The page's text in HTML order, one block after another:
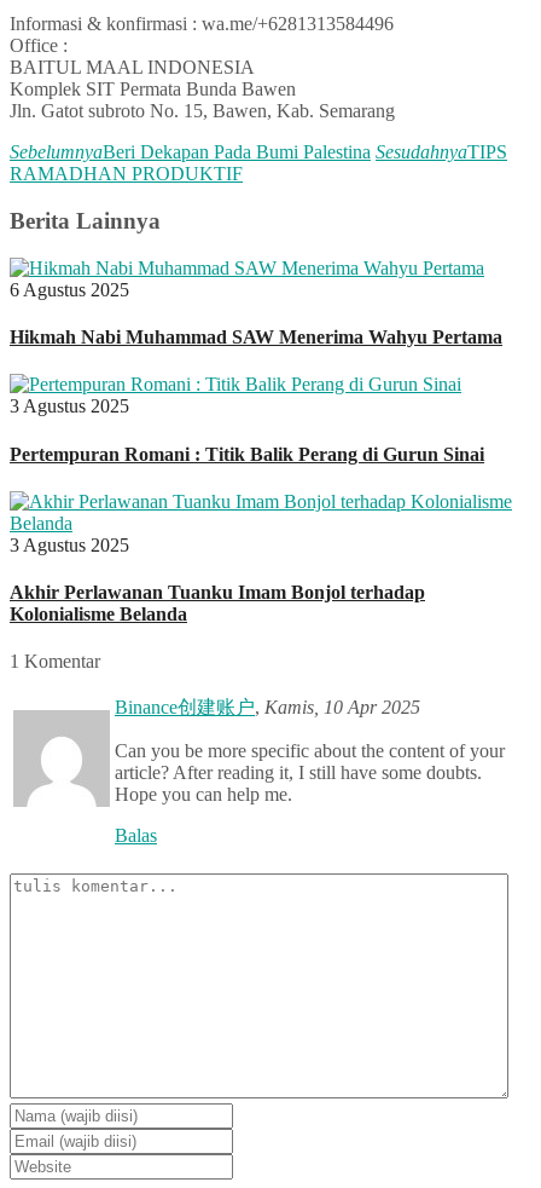
Informasi & konfirmasi : wa.me/+6281313584496
Office :
BAITUL MAAL INDONESIA
Komplek SIT Permata Bunda Bawen
Jln. Gatot subroto No. 15, Bawen, Kab. Semarang
SebelumnyaBeri Dekapan Pada Bumi Palestina SesudahnyaTIPS
RAMADHAN PRODUKTIF
Berita Lainnya
6 Agustus 2025
Hikmah Nabi Muhammad SAW Menerima Wahyu Pertama
3 Agustus 2025
Pertempuran Romani : Titik Balik Perang di Gurun Sinai
3 Agustus 2025
Akhir Perlawanan Tuanku Imam Bonjol terhadap
Kolonialisme Belanda
1 Komentar
Binance创建账户, Kamis, 10 Apr 2025
Can you be more specific about the content of your
article? After reading it, I still have some doubts.
Hope you can help me.
Balas